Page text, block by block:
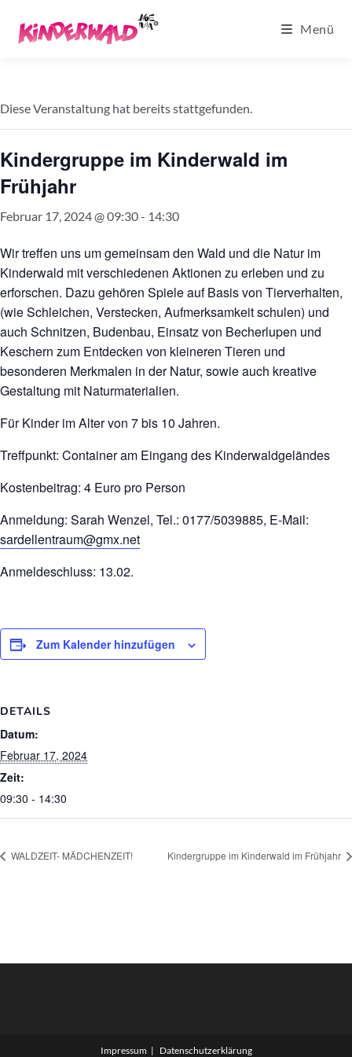
Inhalt
springen
Menü
Diese Veranstaltung hat bereits stattgefunden.
Kindergruppe im Kinderwald im
Frühjahr
Februar 17, 2024 @ 09:30- 14:30
Wir treffen uns um gemeinsam den Wald und die Natur im
Kinderwald mit verschiedenen Aktionen zu erleben und zu
erforschen. Dazu gehören Spiele auf Basis von Tierverhalten,
(wie Schleichen, Verstecken, Aufmerksamkeit schulen) und
auch Schnitzen, Budenbau, Einsatz von Becherlupen und
Keschern zum Entdecken von kleineren Tieren und
besonderen Merkmalen in der Natur, sowie auch kreative
Gestaltung mit Naturmaterialien.
Für Kinder im Alter von 7 bis 10 Jahren.
Treffpunkt: Container am Eingang des Kinderwaldgeländes
Kostenbeitrag: 4 Euro pro Person
Anmeldung: Sarah Wenzel, Tel.: 0177/5039885, E-Mail:
sardellentraum@gmx.net
Anmeldeschluss: 13.02.
Zum Kalender hinzufügen
DETAILS
Datum:
Februar 17, 2024
Zeit:
09:30 - 14:30
WALDZEIT- MÄDCHENZEIT! Kindergruppe im Kinderwald im Frühjahr
Impressum Datenschutzerklärung